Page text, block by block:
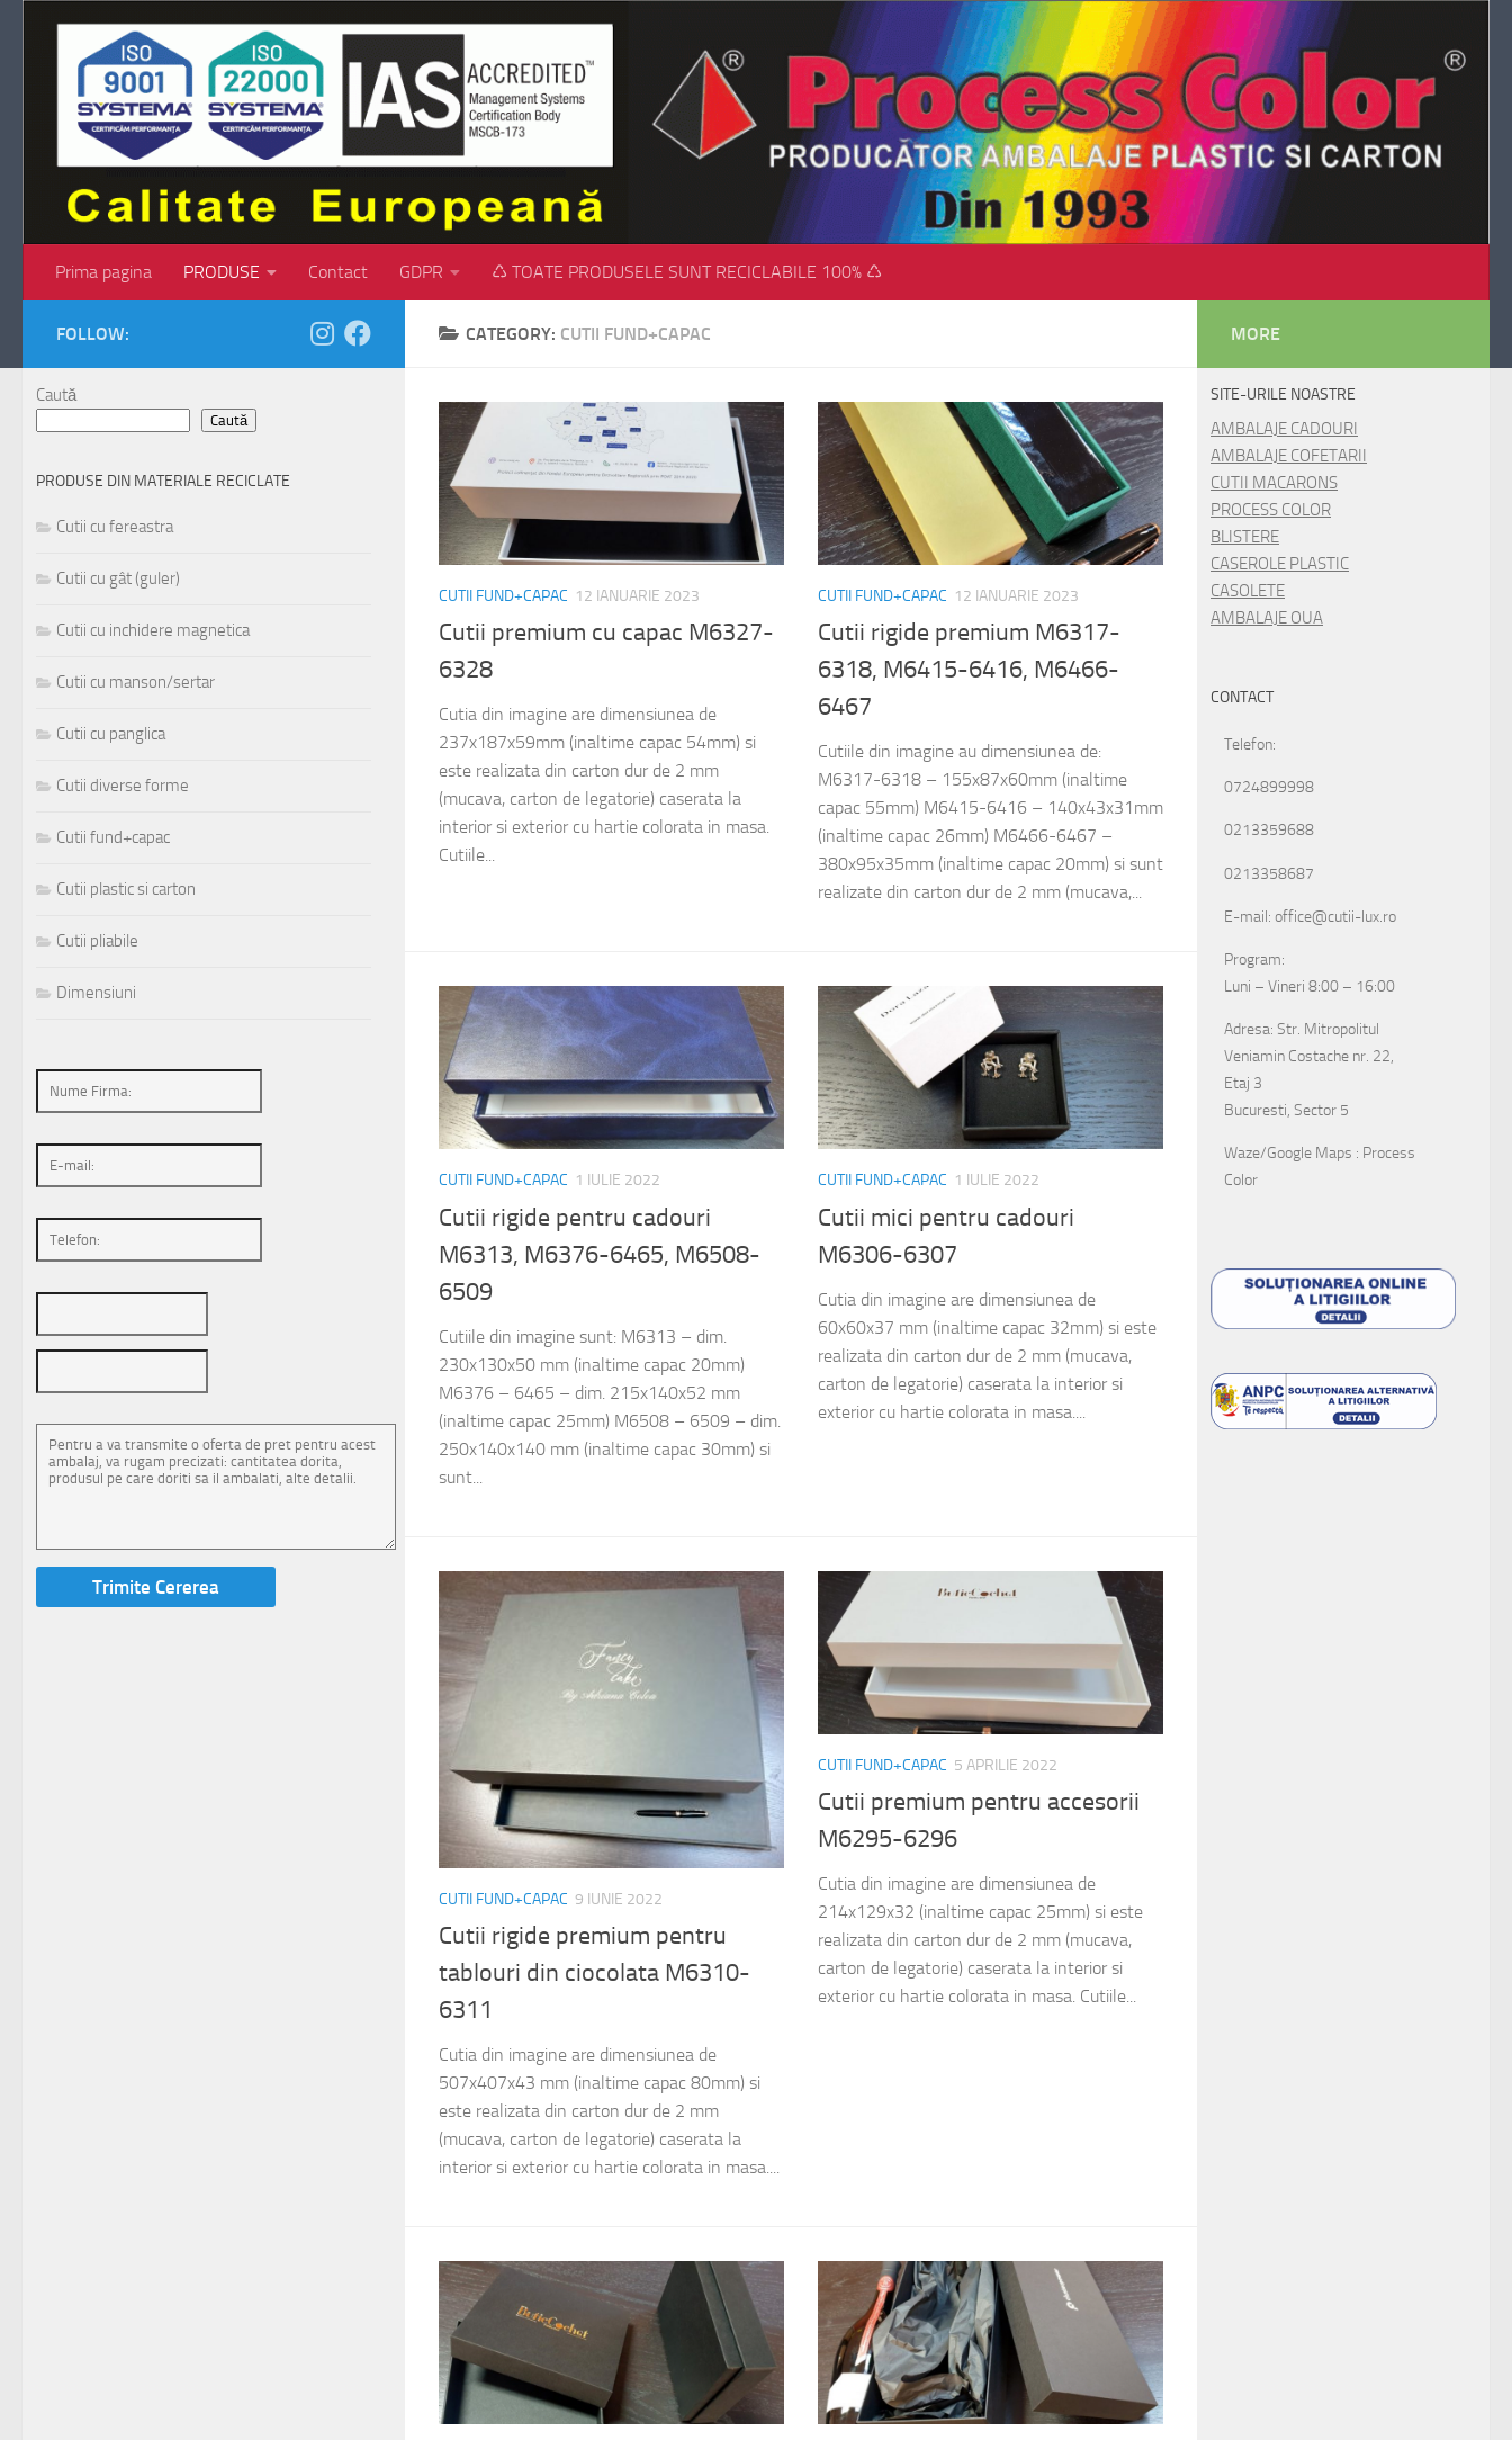
Skip to content
Prima pagina PRODUSE Contact GDPR ♺ TOATE PRODUSELE SUNT RECICLABILE 100% ♺
CATEGORY: CUTII FUND+CAPAC
CUTII FUND+CAPAC 12 IANUARIE 2023
Cutii premium cu capac M6327-
6328
Cutia din imagine are dimensiunea de
237x187x59mm (inaltime capac 54mm) si
este realizata din carton dur de 2 mm
(mucava, carton de legatorie) caserata la
interior si exterior cu hartie colorata in masa.
Cutiile...
CUTII FUND+CAPAC 12 IANUARIE 2023
Cutii rigide premium M6317-
6318, M6415-6416, M6466-
6467
Cutiile din imagine au dimensiunea de:
M6317-6318 – 155x87x60mm (inaltime
capac 55mm) M6415-6416 – 140x43x31mm
(inaltime capac 26mm) M6466-6467 –
380x95x35mm (inaltime capac 20mm) si sunt
realizate din carton dur de 2 mm (mucava,...
CUTII FUND+CAPAC 1 IULIE 2022
Cutii rigide pentru cadouri
M6313, M6376-6465, M6508-
6509
Cutiile din imagine sunt: M6313 – dim.
230x130x50 mm (inaltime capac 20mm)
M6376 – 6465 – dim. 215x140x52 mm
(inaltime capac 25mm) M6508 – 6509 – dim.
250x140x140 mm (inaltime capac 30mm) si
sunt...
CUTII FUND+CAPAC 1 IULIE 2022
Cutii mici pentru cadouri
M6306-6307
Cutia din imagine are dimensiunea de
60x60x37 mm (inaltime capac 32mm) si este
realizata din carton dur de 2 mm (mucava,
carton de legatorie) caserata la interior si
exterior cu hartie colorata in masa....
CUTII FUND+CAPAC 9 IUNIE 2022
Cutii rigide premium pentru
tablouri din ciocolata M6310-
6311
Cutia din imagine are dimensiunea de
507x407x43 mm (inaltime capac 80mm) si
este realizata din carton dur de 2 mm
(mucava, carton de legatorie) caserata la
interior si exterior cu hartie colorata in masa....
CUTII FUND+CAPAC 5 APRILIE 2022
Cutii premium pentru accesorii
M6295-6296
Cutia din imagine are dimensiunea de
214x129x32 (inaltime capac 25mm) si este
realizata din carton dur de 2 mm (mucava,
carton de legatorie) caserata la interior si
exterior cu hartie colorata in masa. Cutiile...
FOLLOW:
Caută
Caută
PRODUSE DIN MATERIALE RECICLATE
Cutii cu fereastra
Cutii cu gât (guler)
Cutii cu inchidere magnetica
Cutii cu manson/sertar
Cutii cu panglica
Cutii diverse forme
Cutii fund+capac
Cutii plastic si carton
Cutii pliabile
Dimensiuni
MORE
SITE-URILE NOASTRE
AMBALAJE CADOURI
AMBALAJE COFETARII
CUTII MACARONS
PROCESS COLOR
BLISTERE
CASEROLE PLASTIC
CASOLETE
AMBALAJE OUA
CONTACT
Telefon:
0724899998
0213359688
0213358687
E-mail: office@cutii-lux.ro
Program:
Luni – Vineri 8:00 – 16:00
Adresa: Str. Mitropolitul
Veniamin Costache nr. 22,
Etaj 3
Bucuresti, Sector 5
Waze/Google Maps : Process
Color